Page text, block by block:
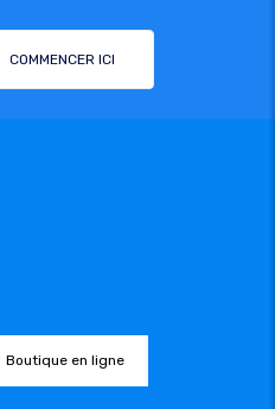
COMMENCER ICI
Boutique en ligne